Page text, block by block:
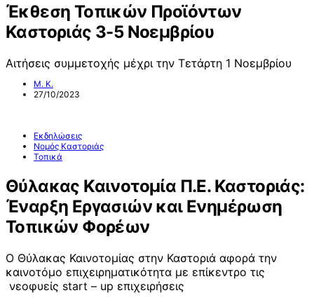
Έκθεση Τοπικών Προϊόντων
Καστοριάς 3-5 Νοεμβρίου
Αιτήσεις συμμετοχής μέχρι την Τετάρτη 1 Νοεμβρίου
Μ. Κ.
27/10/2023
Εκδηλώσεις
Νομός Καστοριάς
Τοπικά
Θύλακας Καινοτομία Π.Ε. Καστοριάς:
Έναρξη Εργασιών και Ενημέρωση
Τοπικών Φορέων
Ο Θύλακας Καινοτομίας στην Καστοριά αφορά την
καινοτόμο επιχειρηματικότητα με επίκεντρο τις
νεοφυείς start – up επιχειρήσεις